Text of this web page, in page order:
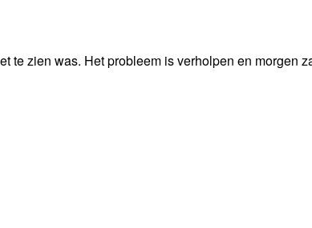
te zien was. Het probleem is verholpen en morgen